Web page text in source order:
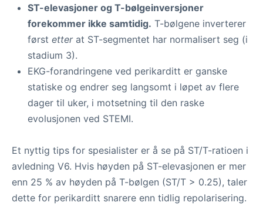
ST-elevasjoner og T-bølgeinversjoner
forekommer ikke samtidig. T-bølgene inverterer
først etterat ST-segmentet har normalisert seg (i
stadium 3).
EKG-forandringene ved perikarditt er ganske
statiske og endrer seg langsomt i løpet av flere
dager til uker, i motsetning til den raske
evolusjonen ved STEMI.
Et nyttig tips for spesialister er å se på ST/T-ratioen i
avledning V6. Hvis høyden på ST-elevasjonen er mer
enn 25 % av høyden på T-bølgen (ST/T > 0.25), taler
dette for perikarditt snarere enn tidlig repolarisering.